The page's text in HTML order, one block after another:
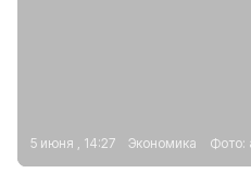
5 июня , 14:27 Экономика Фото: